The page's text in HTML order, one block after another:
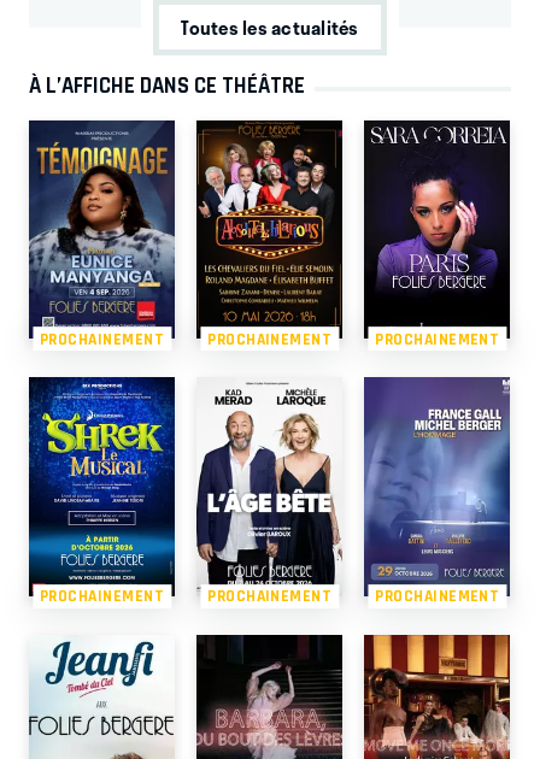
Toutes les actualités
À L’AFFICHE DANS CE THÉÂTRE
PROCHAINEMENT PROCHAINEMENT PROCHAINEMENT
PROCHAINEMENT PROCHAINEMENT PROCHAINEMENT